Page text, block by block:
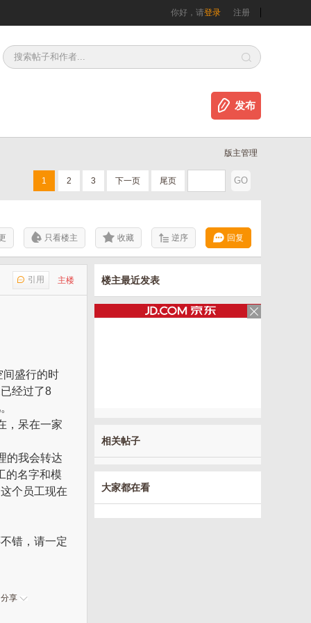
你好，请登录 注册
发布
版主管理
1 2 3 下一页 尾页
只看楼主 收藏 逆序 回复
主楼
引用
间盛行的时
经过了8
，呆在一家
的我会转达
的名字和模
个员工现在
错，请一定
分享
楼主最近发表
相关帖子
大家都在看